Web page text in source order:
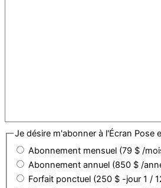
Je désire m'abonner à l'Écran Pose
Abonnement mensuel (79 $ /
Abonnement annuel (850 $ /
Forfait ponctuel (250 $ -jour 1 /